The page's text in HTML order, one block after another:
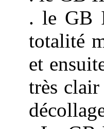
. le GB
totalité
et
très